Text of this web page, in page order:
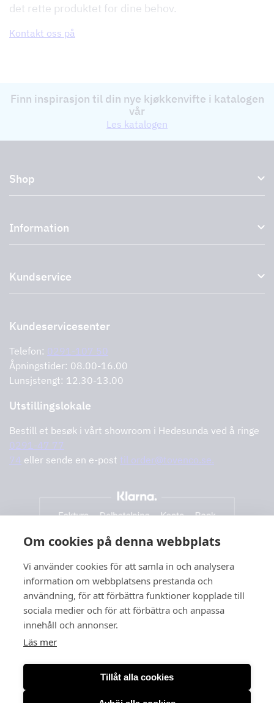
Om cookies på denna webbplats
Vi använder cookies för att samla in och analysera
information om webbplatsens prestanda och
användning, för att förbättra funktioner kopplade till
sociala medier och för att förbättra och anpassa
innehåll och annonser.
Läs mer
Tillåt alla cookies
det rette produktet for dine behov.
Kontakt oss på
Finn inspirasjon til din nye kjøkkenvifte i katalogen
vår
Les katalogen
Shop
Eksterne vifter
Tilbehør til avtrekkshetter
Storköksprodukter
Information
Miljø
Støtte og tjenester
Informasjonskapsler
Retningslinjer for personvern
Kundservice
Retur av produktet
Støtte og tjenester
Kundeservicesenter
Telefon: 0291-107 50
Åpningstider: 08.00-16.00
Lunsjstengt: 12.30-13.00
Utstillingslokale
Bestill et besøk i vårt showroom i Hedesunda ved å ringe
0291-47 77
74 eller sende en e-post til order@tovenco.se.